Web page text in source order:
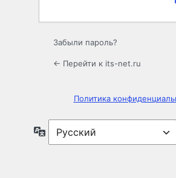
Забыли пароль?
← Перейти к its-net.ru
Политика
Язык